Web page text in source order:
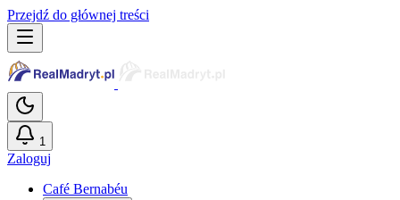
Przejdź do głównej treści
1
Zaloguj
Café Bernabéu